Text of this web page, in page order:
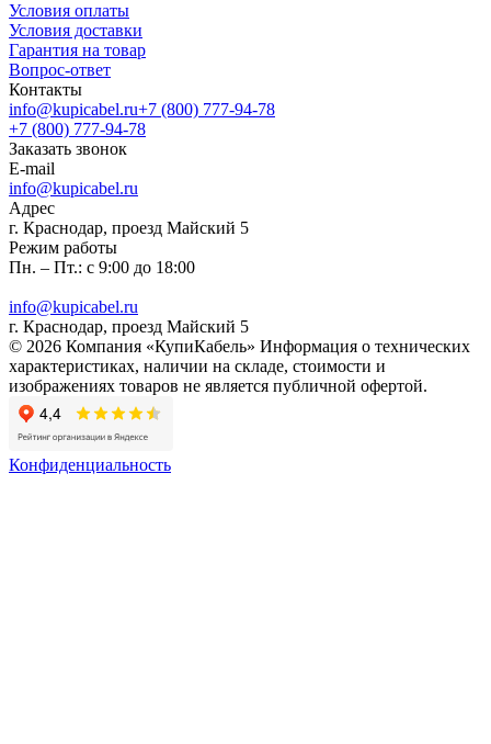
Условия оплаты
Условия доставки
Гарантия на товар
Вопрос-ответ
Контакты
info@kupicabel.ru+7 (800) 777-94-78
+7 (800) 777-94-78
Заказать звонок
E-mail
info@kupicabel.ru
Адрес
г. Краснодар, проезд Майский 5
Режим работы
Пн. – Пт.: с 9:00 до 18:00
info@kupicabel.ru
г. Краснодар, проезд Майский 5
© 2026 Компания «КупиКабель» Информация о технических
характеристиках, наличии на складе, стоимости и
изображениях товаров не является публичной офертой.
Конфиденциальность